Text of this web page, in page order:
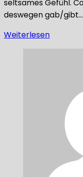
seltsames Gefühl.
deswegen gab/gibt…
Weiterlesen